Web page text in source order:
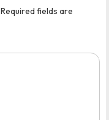
Required fields are